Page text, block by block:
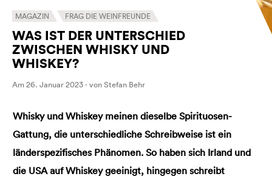
MAGAZIN FRAG DIE WEINFREUNDE
WAS IST DER UNTERSCHIED
ZWISCHEN WHISKY UND
WHISKEY?
Am 26. Januar 2023 · von Stefan Behr
Whisky und Whiskey meinen dieselbe Spirituosen-
Gattung, die unterschiedliche Schreibweise ist ein
länderspezifisches Phänomen. So haben sich Irland und
die USA auf Whiskey geeinigt, hingegen schreibt